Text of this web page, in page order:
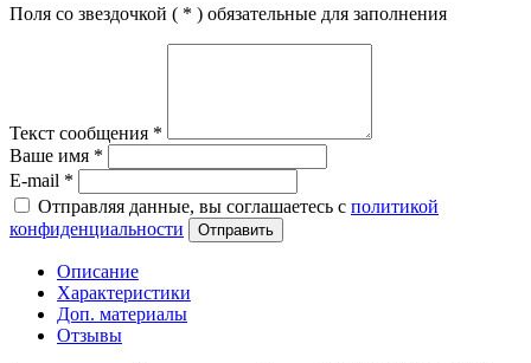
Поля со звездочкой ( * ) обязательные для заполнения
Текст сообщения *
Ваше имя *
E-mail *
Отправляя данные, вы соглашаетесь с политикой
конфиденциальности
Отправить
Описание
Характеристики
Доп. материалы
Отзывы